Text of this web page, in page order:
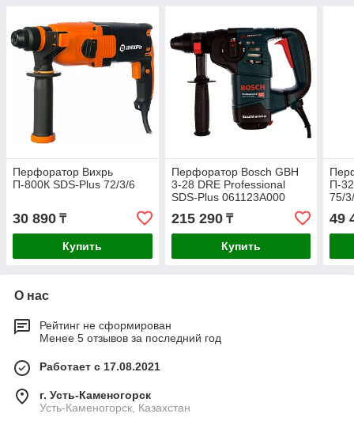
Перфоратор Вихрь
П-800К SDS-Plus 72/3/6
30 890 ₸
Купить
Перфоратор Bosch GBH
3-28 DRE Professional
SDS-Plus 061123A000
215 290₸
Купить
П-
75/
49
О нас
Рейтинг не сформирован
Менее 5 отзывов за последний год
Работает с 17.08.2021
г. Усть-Каменогорск
Усть-Каменогорск, Казахстан